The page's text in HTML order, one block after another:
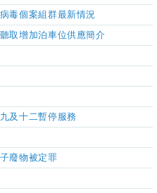
毒個案組群最新情況
取增加泊車位供應簡介
九及十二暫停服務
廢物被定罪